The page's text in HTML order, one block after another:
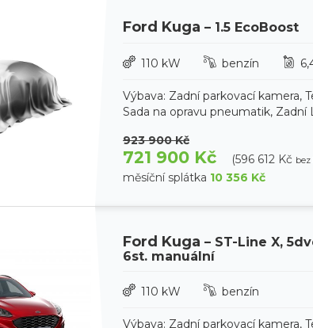
Ford Kuga – 1.5 EcoBoost
110 kW benzín
Výbava: Zadní parkovací kamera,
Sada na opravu pneumatik, Zadní
923 900 Kč
721 900 Kč (596 612 Kč bez
měsíční splátka 10 356 Kč
Ford Kuga – ST-Line X,
6st. manuální
110 kW benzín
Výbava: Zadní parkovací kamera,